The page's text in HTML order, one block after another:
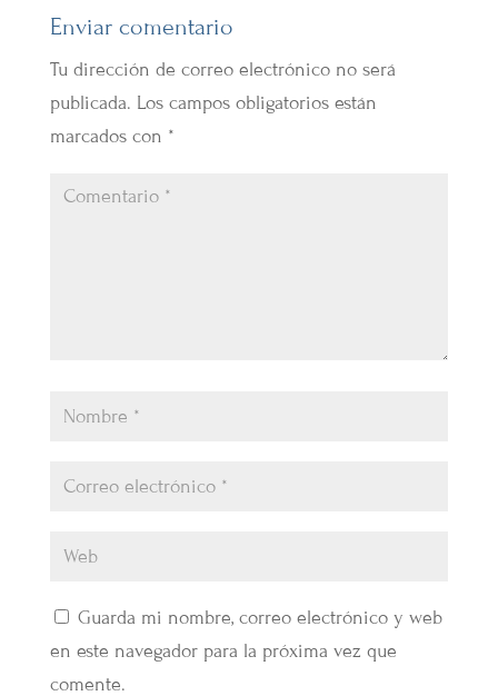
Enviar comentario
Tu dirección de correo electrónico no será
publicada. Los campos obligatorios están
marcados con *
Guarda mi nombre, correo electrónico y web
en este navegador para la próxima vez que
comente.